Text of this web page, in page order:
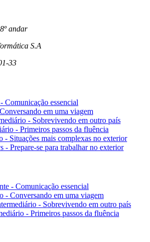
andar
S.A
33
Comunicação essencial
em uma viagem
- Sobrevivendo em outro país
- Primeiros passos da fluência
- Situações mais complexas no exterior
- Prepare-se para trabalhar no exterior
- Comunicação essencial
- Conversando em uma viagem
- Sobrevivendo em outro país
- Primeiros passos da fluência